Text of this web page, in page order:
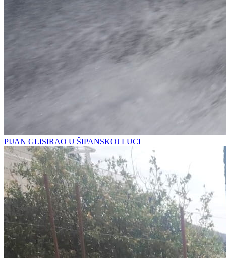
PIJAN GLISIRAO U ŠIPANSKOJ LUCI